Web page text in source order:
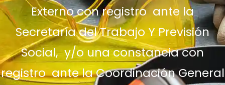
Externo con registro ante la
Secretaría del Trabajo Y Previsión
Social, y/o una constancia con
registro ante la Coordinación General